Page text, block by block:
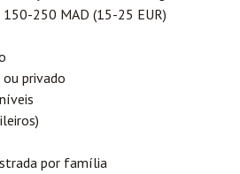
250 MAD (15-25 EUR)
privado
por família